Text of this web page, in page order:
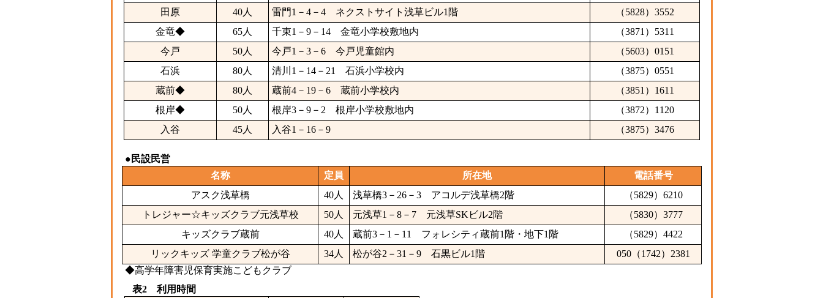
田原
40人 雷門1－4－4 ネクストサイト浅草ビル1階
（5828）3552
金竜◆
65人 千束1－9－14 金竜小学校敷地内
（3871）5311
今戸
50人 今戸1－3－6 今戸児童館内
（5603）0151
石浜
80人 清川1－14－21 石浜小学校内
（3875）0551
蔵前◆
80人 蔵前4－19－6 蔵前小学校内
（3851）1611
根岸◆
50人 根岸3－9－2 根岸小学校敷地内
（3872）1120
入谷
45人 入谷1－16－9 （3875）3476
●民設民営
名称
定員 所在地
電話番号
アスク浅草橋
40人 浅草橋3－26－3 アコルデ浅草橋2階
（5829）6210
トレジャー☆キッズクラブ元浅草校
50人 元浅草1－8－7 元浅草SKビル2階
（5830）3777
キッズクラブ蔵前
40人 蔵前3－1－11 フォレシティ蔵前1階・地下1階
（5829）4422
リックキッズ 学童クラブ松が谷
34人 松が谷2－31－9 石黒ビル1階
050（1742）2381
◆高学年障害児保育実施こどもクラブ
表2 利用時間